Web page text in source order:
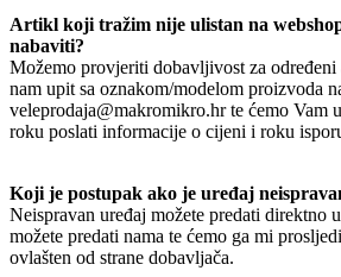
Artikl koji tražim nije ulistan na
nabaviti?
Možemo provjeriti dobavljivost za
nam upit sa oznakom/modelom proizvoda
veleprodaja@makromikro.hr te ćemo Vam
roku poslati informacije o cijeni i roku
Koji je postupak ako je uređaj
Neispravan uređaj možete predati direktno
možete predati nama te ćemo ga mi
ovlašten od strane dobavljača.